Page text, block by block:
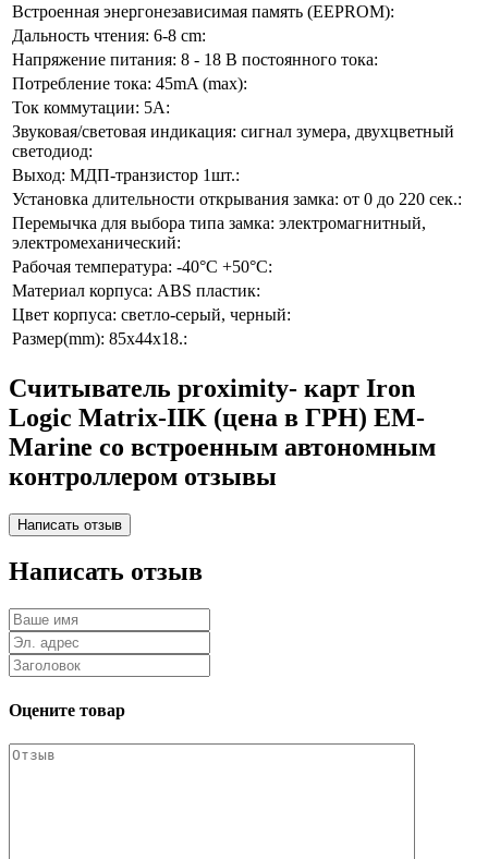
Встроенная энергонезависимая память (EEPROM):
Дальность чтения: 6-8 cm:
Напряжение питания: 8 - 18 В постоянного тока:
Потребление тока: 45mA (max):
Ток коммутации: 5А:
Звуковая/световая индикация: сигнал зумера, двухцветный
светодиод:
Выход: МДП-транзистор 1шт.:
Установка длительности открывания замка: от 0 до 220 cек.:
Перемычка для выбора типа замка: электромагнитный,
электромеханический:
Рабочая температура: -40°С +50°С:
Материал корпуса: ABS пластик:
Цвет корпуса: светло-серый, черный:
Размер(mm): 85х44х18.:
Считыватель proximity- карт Iron
Logic Matrix-IIK (цена в ГРН) EM-
Marine со встроенным автономным
контроллером отзывы
Написать отзыв
Оцените товар